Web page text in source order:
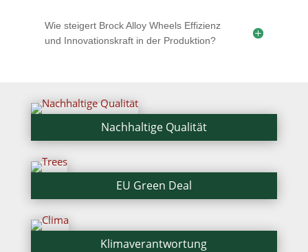
Wie steigert Brock Alloy Wheels Effizienz
und Innovationskraft in der Produktion?
Nachhaltige Qualität
EU Green Deal
Klimaverantwortung